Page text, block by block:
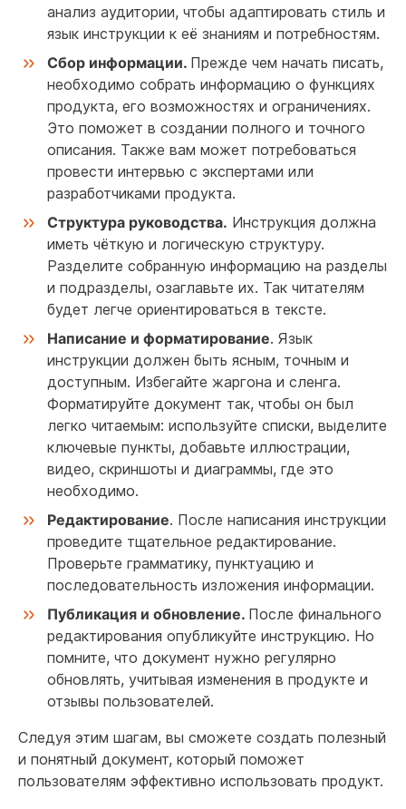
анализ аудитории, чтобы адаптировать стиль и
язык инструкции к её знаниям и потребностям.
Сбор информации. Прежде чем начать писать,
необходимо собрать информацию о функциях
продукта, его возможностях и ограничениях.
Это поможет в создании полного и точного
описания. Также вам может потребоваться
провести интервью с экспертами или
разработчиками продукта.
Структура руководства. Инструкция должна
иметь чёткую и логическую структуру.
Разделите собранную информацию на разделы
и подразделы, озаглавьте их. Так читателям
будет легче ориентироваться в тексте.
Написание и форматирование. Язык
инструкции должен быть ясным, точным и
доступным. Избегайте жаргона и сленга.
Форматируйте документ так, чтобы он был
легко читаемым: используйте списки, выделите
ключевые пункты, добавьте иллюстрации,
видео, скриншоты и диаграммы, где это
необходимо.
Редактирование. После написания инструкции
проведите тщательное редактирование.
Проверьте грамматику, пунктуацию и
последовательность изложения информации.
Публикация и обновление. После финального
редактирования опубликуйте инструкцию. Но
помните, что документ нужно регулярно
обновлять, учитывая изменения в продукте и
отзывы пользователей.
Следуя этим шагам, вы сможете создать полезный
и понятный документ, который поможет
пользователям эффективно использовать продукт.